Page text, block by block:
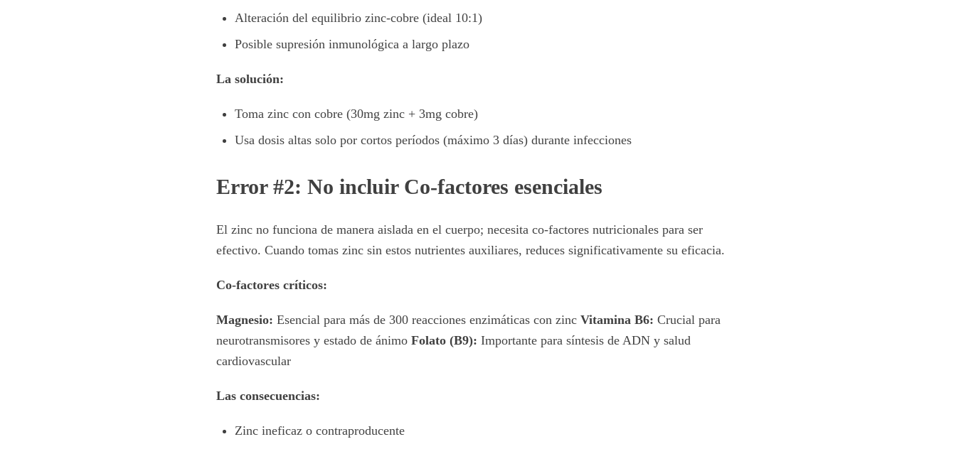
Alteración del equilibrio zinc-cobre (ideal 10:1)
Posible supresión inmunológica a largo plazo
La solución:
Toma zinc con cobre (30mg zinc + 3mg cobre)
Usa dosis altas solo por cortos períodos (máximo 3 días) durante infecciones
Error #2: No incluir Co-factores esenciales
El zinc no funciona de manera aislada en el cuerpo; necesita co-factores nutricionales para ser
efectivo. Cuando tomas zinc sin estos nutrientes auxiliares, reduces significativamente su eficacia.
Co-factores críticos:
Magnesio: Esencial para más de 300 reacciones enzimáticas con zinc Vitamina B6: Crucial para
neurotransmisores y estado de ánimo Folato (B9): Importante para síntesis de ADN y salud
cardiovascular
Las consecuencias:
Zinc ineficaz o contraproducente